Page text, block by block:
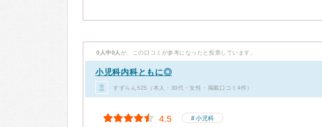
0人中0人 が、この口コミが参考になったと投票しています。
小児科内科ともに◎
すずらん525（本人・30代・女性・掲載口コミ4件）
4.5 小児科